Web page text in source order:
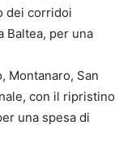
dei corridoi
Baltea, per una
Montanaro, San
con il ripristino
una spesa di